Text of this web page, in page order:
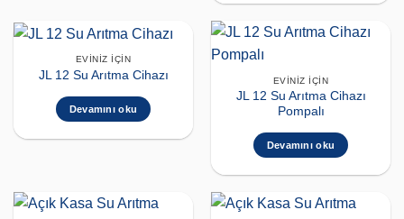
EVINIZ İÇIN
JL 12 Su Arıtma Cihazı
Devamını oku
EVINIZ İÇIN
JL 12 Su Arıtma Cihazı
Pompalı
Devamını oku